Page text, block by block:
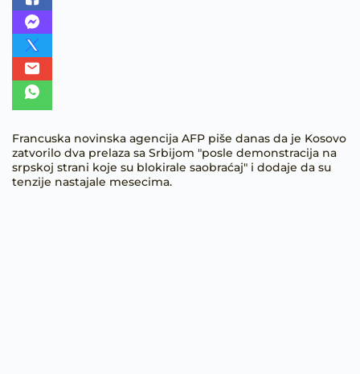
Francuska novinska agencija AFP piše danas da je Kosovo
zatvorilo dva prelaza sa Srbijom "posle demonstracija na
srpskoj strani koje su blokirale saobraćaj" i dodaje da su
tenzije nastajale mesecima.